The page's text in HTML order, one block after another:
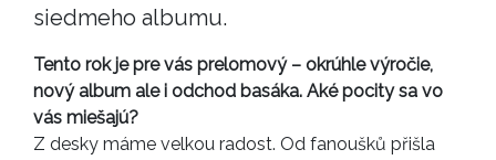
siedmeho albumu.
Tento rok je pre vás prelomový – okrúhle výročie,
nový album ale i odchod basáka. Aké pocity sa vo
vás miešajú?
Z desky máme velkou radost. Od fanoušků přišla